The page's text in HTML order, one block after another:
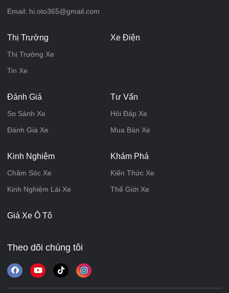
Email: hi.oto365@gmail.com
Thị Trường
Thị Trường Xe
Tin Xe
Xe Điện
Đánh Giá
So Sánh Xe
Đánh Giá Xe
Tư Vấn
Hỏi Đáp Xe
Mua Bán Xe
Kinh Nghiệm
Chăm Sóc Xe
Kinh Nghiệm Lái Xe
Khám Phá
Kiến Thức Xe
Thế Giới Xe
Giá Xe Ô Tô
Theo dõi chúng tôi